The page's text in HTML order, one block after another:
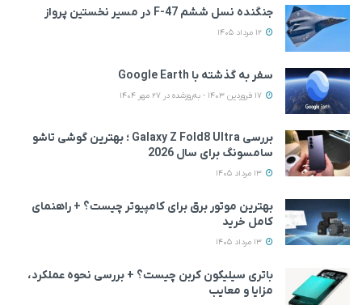
جنگنده نسل ششم F-47 در مسیر نخستین پرواز
سفر به گذشته با Google Earth
بررسی Galaxy Z Fold8 Ultra ؛ بهترین گوشی تاشو
سامسونگ برای سال 2026
بهترین موتور برق برای کامپیوتر چیست؟ + راهنمای
کامل خرید
باتری سیلیکون کربن چیست؟ + بررسی نحوه عملکرد،
مزایا و معایب